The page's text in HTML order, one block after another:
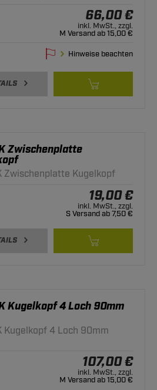
66,00 €
inkl. MwSt., zzgl.
M Versand ab 15,00 €
Hinweise beachten
Zwischenplatte
Zwischenplatte Kugelkopf
19,00 €
inkl. MwSt., zzgl.
S Versand ab 7,50 €
Kugelkopf 4 Loch 90mm
Kugelkopf 4 Loch 90mm
107,00 €
inkl. MwSt., zzgl.
M Versand ab 15,00 €